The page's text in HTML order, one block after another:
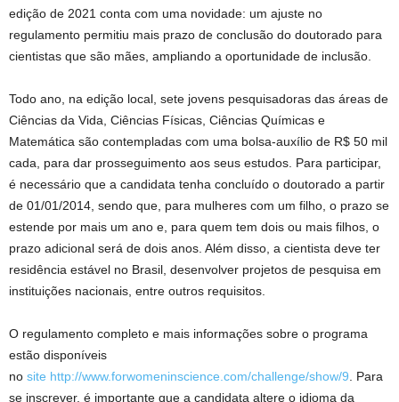
edição de 2021 conta com uma novidade: um ajuste no
regulamento permitiu mais prazo de conclusão do doutorado para
cientistas que são mães, ampliando a oportunidade de inclusão.
Todo ano, na edição local, sete jovens pesquisadoras das áreas de
Ciências da Vida, Ciências Físicas, Ciências Químicas e
Matemática são contempladas com uma bolsa-auxílio de R$ 50 mil
cada, para dar prosseguimento aos seus estudos. Para participar,
é necessário que a candidata tenha concluído o doutorado a partir
de 01/01/2014, sendo que, para mulheres com um filho, o prazo se
estende por mais um ano e, para quem tem dois ou mais filhos, o
prazo adicional será de dois anos. Além disso, a cientista deve ter
residência estável no Brasil, desenvolver projetos de pesquisa em
instituições nacionais, entre outros requisitos.
O regulamento completo e mais informações sobre o programa
estão disponíveis
no site http://www.forwomeninscience.com/challenge/show/9 . Para
se inscrever, é importante que a candidata altere o idioma da